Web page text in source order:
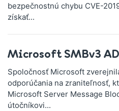
bezpečnostnú chybu CVE-
získať...
Microsoft SMBv3
Spoločnosť Microsoft
odporúčania na zraniteľnosť,
Microsoft Server Message
útočníkovi...